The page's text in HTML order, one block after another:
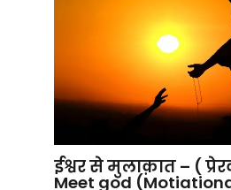
ईश्वर से मुलाक़ात – (
Meet god